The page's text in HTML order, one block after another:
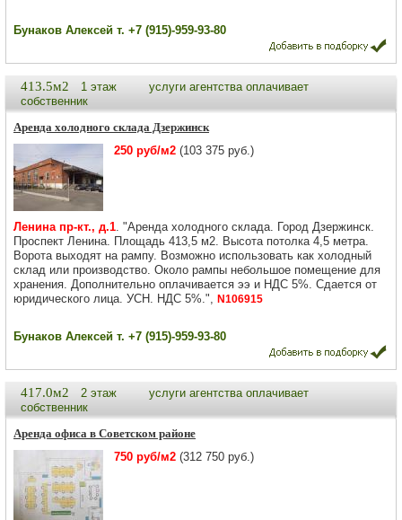
Бунаков Алексей т. +7 (915)-959-93-80
413.5м2 1 этаж
услуги агентства оплачивает
собственник
Аренда холодного склада Дзержинск
250 руб/м2 (103 375 руб.)
Ленина пр-кт., д.1. "Аренда холодного склада. Город Дзержинск.
Проспект Ленина. Площадь 413,5 м2. Высота потолка 4,5 метра.
Ворота выходят на рампу. Возможно использовать как холодный
склад или производство. Около рампы небольшое помещение для
хранения. Дополнительно оплачивается ээ и НДС 5%. Сдается от
юридического лица. УСН. НДС 5%.", N106915
Бунаков Алексей т. +7 (915)-959-93-80
417.0м2 2 этаж
услуги агентства оплачивает
собственник
Аренда офиса в Советском районе
750 руб/м2 (312 750 руб.)